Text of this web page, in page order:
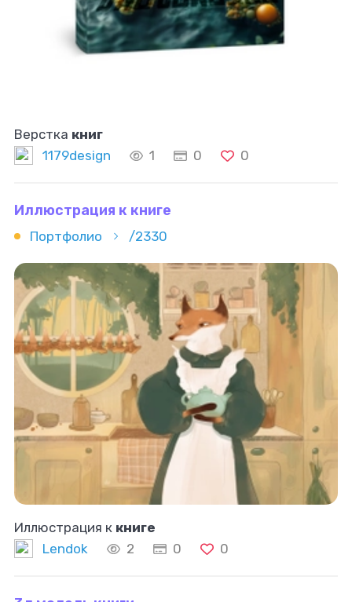
Верстка книг
1179design
1 0 0
Иллюстрация к книге
Портфолио /2330
Иллюстрация к книге
Lendok
2 0 0